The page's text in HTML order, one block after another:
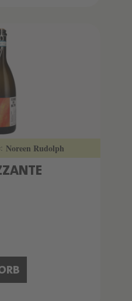
Noreen Rudolph